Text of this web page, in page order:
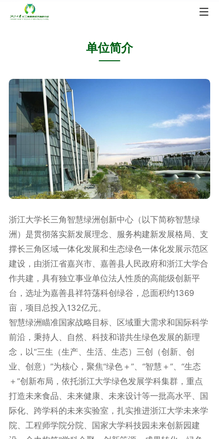
单位简介
浙江大学长三角智慧绿洲创新中心（以下简称智慧绿
洲）是贯彻落实新发展理念、服务构建新发展格局、支
撑长三角区域一体化发展和生态绿色一体化发展示范区
建设，由浙江省嘉兴市、嘉善县人民政府和浙江大学合
作共建，具有独立事业单位法人性质的高能级创新平
台，选址为嘉善县祥符荡科创绿谷，总面积约1369
亩，项目总投入132亿元。
智慧绿洲瞄准国家战略目标、区域重大需求和国际科学
前沿，秉持人、自然、科技和谐共生绿色发展的新理
念，以“三生（生产、生活、生态）三创（创新、创
业、创意）”为核心，聚焦“绿色＋”、“智慧＋”、“生态
＋”创新布局，依托浙江大学绿色发展学科集群，重点
打造未来食品、未来健康、未来设计等一批高水平、国
际化、跨学科的未来实验室，扎实推进浙江大学未来学
院、工程师学院分院、国家大学科技园未来创新园建